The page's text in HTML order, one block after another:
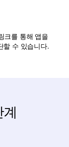
크를 통해 앱을
할 수 있습니다.